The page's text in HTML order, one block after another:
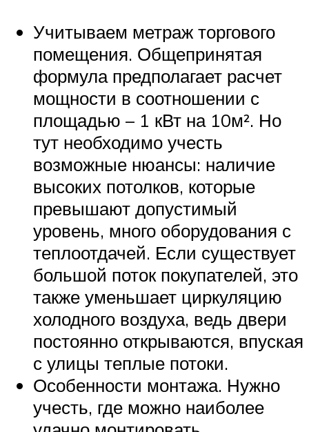
Учитываем метраж торгового
помещения. Общепринятая
формула предполагает расчет
мощности в соотношении с
площадью – 1 кВт на 10м². Но
тут необходимо учесть
возможные нюансы: наличие
высоких потолков, которые
превышают допустимый
уровень, много оборудования с
теплоотдачей. Если существует
большой поток покупателей, это
также уменьшает циркуляцию
холодного воздуха, ведь двери
постоянно открываются, впуская
с улицы теплые потоки.
Особенности монтажа. Нужно
учесть, где можно наиболее